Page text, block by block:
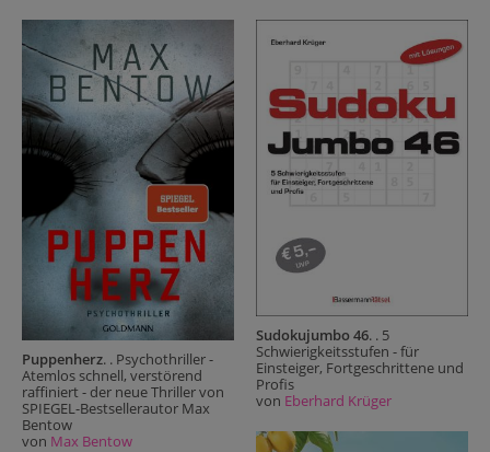
Puppenherz. . Psychothriller -
Atemlos schnell, verstörend
raffiniert - der neue Thriller von
SPIEGEL-Bestsellerautor Max
Bentow
von Max Bentow
Sudokujumbo 46. . 5
Schwierigkeitsstufen - für
Einsteiger, Fortgeschrittene und
Profis
von Eberhard Krüger